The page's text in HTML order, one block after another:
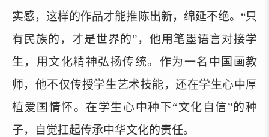
实感，这样的作品才能推陈出新，绵延不绝。“只
有民族的，才是世界的”，他用笔墨语言对接学
生，用文化精神弘扬传统。作为一名中国画教
师，他不仅传授学生艺术技能，还在学生心中厚
植爱国情怀。在学生心中种下“文化自信”的种
子，自觉扛起传承中华文化的责任。